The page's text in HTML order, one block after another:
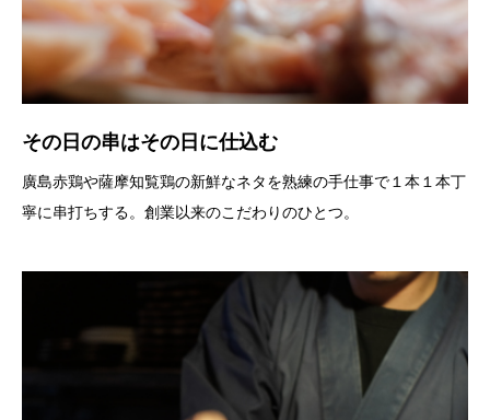
その日の串はその日に仕込む
廣島赤鶏や薩摩知覧鶏の新鮮なネタを熟練の手仕事で１本１本丁
寧に串打ちする。創業以来のこだわりのひとつ。